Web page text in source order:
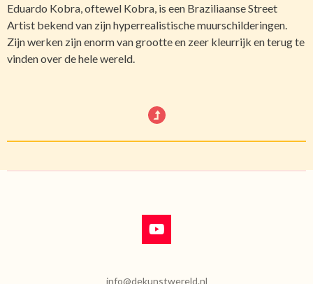
Eduardo Kobra, oftewel Kobra, is een Braziliaanse Street
Artist bekend van zijn hyperrealistische muurschilderingen.
Zijn werken zijn enorm van grootte en zeer kleurrijk en terug te
vinden over de hele wereld.
Y
o
info@dekunstwereld.nl